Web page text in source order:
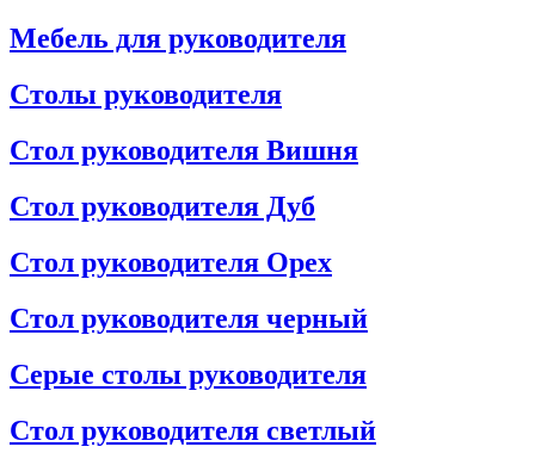
Мебель для руководителя
Столы руководителя
Стол руководителя Вишня
Стол руководителя Дуб
Стол руководителя Орех
Стол руководителя черный
Серые столы руководителя
Стол руководителя светлый